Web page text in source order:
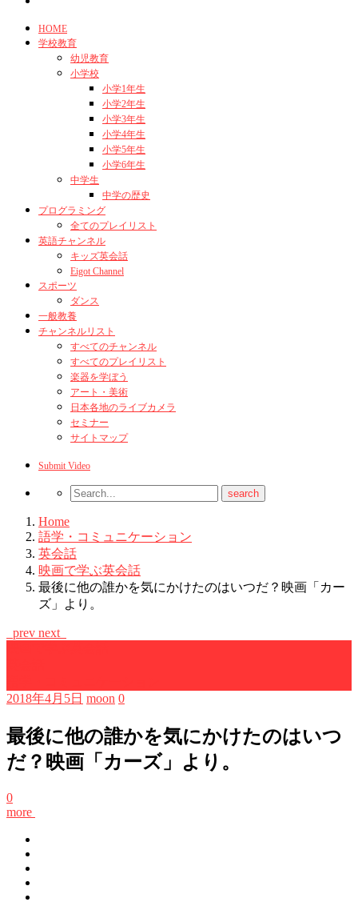
HOME
学校教育
幼児教育
小学校
小学1年生
小学2年生
小学3年生
小学4年生
小学5年生
小学6年生
中学生
中学の歴史
プログラミング
全てのプレイリスト
英語チャンネル
キッズ英会話
Eigot Channel
スポーツ
ダンス
一般教養
チャンネルリスト
すべてのチャンネル
すべてのプレイリスト
楽器を学ぼう
アート・美術
日本各地のライブカメラ
セミナー
サイトマップ
Submit Video
Home
語学・コミュニケーション
英会話
映画で学ぶ英会話
最後に他の誰かを気にかけたのはいつだ？映画「カー
ズ」より。
prev next
2018年4月5日 moon 0
最後に他の誰かを気にかけたのはいつ
だ？映画「カーズ」より。
0
more